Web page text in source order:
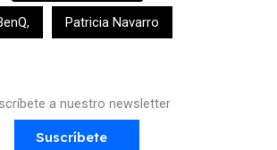
, Patricia Navarro
a nuestro newsletter
Suscríbete